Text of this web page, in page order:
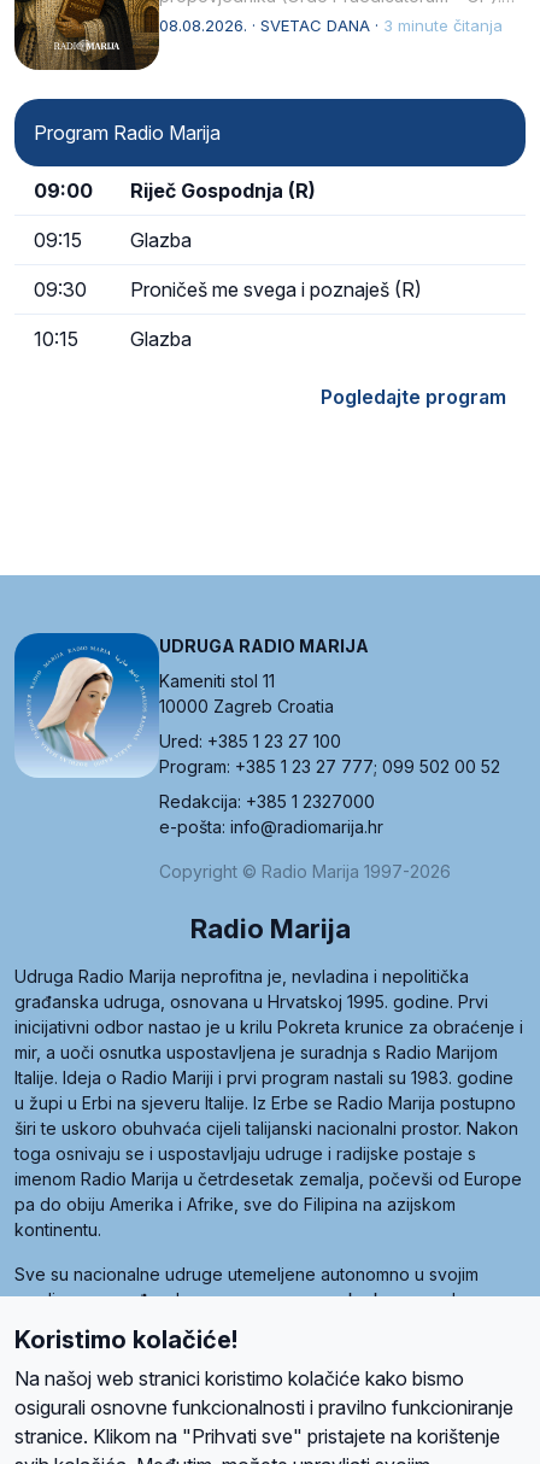
Svojim životom, dubokom ljubavlju prema
08.08.2026. · SVETAC DANA · 3 minute čitanja
Program Radio Marija
09:00 Riječ Gospodnja (R)
09:15 Glazba
09:30 Proničeš me svega i poznaješ (R)
10:15 Glazba
Pogledajte program
UDRUGA RADIO MARIJA
Kameniti stol 11
10000 Zagreb Croatia
Ured: +385 1 23 27 100
Program: +385 1 23 27 777; 099 502 00 52
Redakcija: +385 1 2327000
e-pošta: info@radiomarija.hr
Copyright © Radio Marija 1997-2026
Radio Marija
Udruga Radio Marija neprofitna je, nevladina i nepolitička
građanska udruga, osnovana u Hrvatskoj 1995. godine. Prvi
inicijativni odbor nastao je u krilu Pokreta krunice za obraćenje i
mir, a uoči osnutka uspostavljena je suradnja s Radio Marijom
Italije. Ideja o Radio Mariji i prvi program nastali su 1983. godine
u župi u Erbi na sjeveru Italije. Iz Erbe se Radio Marija postupno
širi te uskoro obuhvaća cijeli talijanski nacionalni prostor. Nakon
toga osnivaju se i uspostavljaju udruge i radijske postaje s
imenom Radio Marija u četrdesetak zemalja, počevši od Europe
pa do obiju Amerika i Afrike, sve do Filipina na azijskom
kontinentu.
Sve su nacionalne udruge utemeljene autonomno u svojim
zemljama, a međusobna su povezane preko krovne udruge
pod nazivom Svjetska obitelj Radio Marije (World Family of
Radio Maria). Svjetsku obitelj utemeljilo je sedam članica, među
kojima je i hrvatska Udruga Radio Marija.
Koristimo kolačiće!
Na našoj web stranici koristimo kolačiće kako bismo
osigurali osnovne funkcionalnosti i pravilno funkcioniranje
stranice. Klikom na "Prihvati sve" pristajete na korištenje